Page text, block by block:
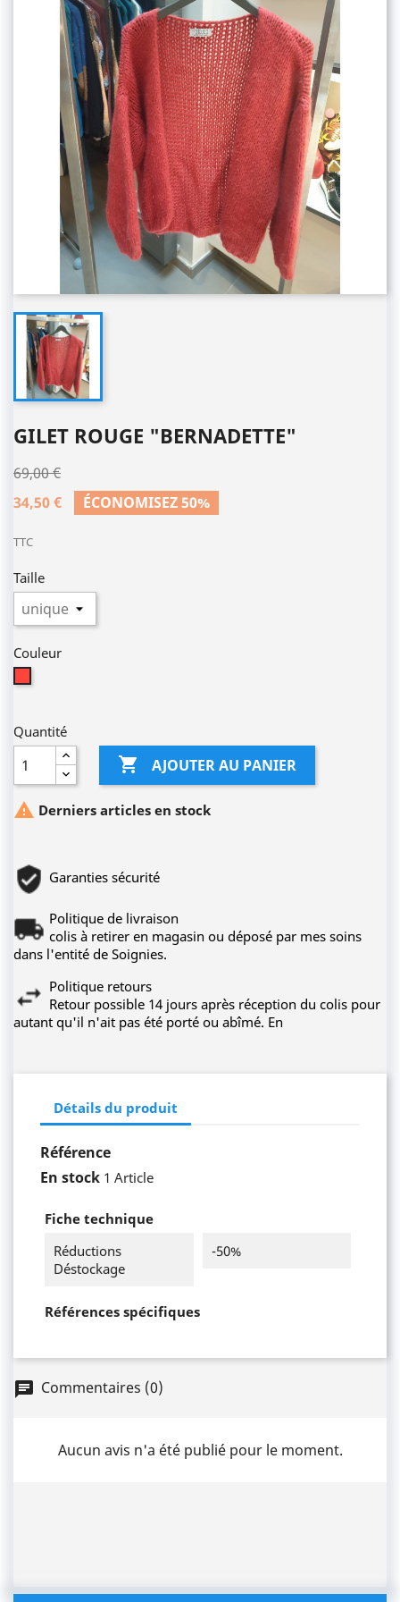
GILET ROUGE "BERNADETTE"
69,00 €
34,50 €
ÉCONOMISEZ 50%
TTC
Taille
Couleur
Quantité
 AJOUTER AU PANIER
 Derniers articles en stock
Garanties sécurité
Politique de livraison
colis à retirer en magasin ou déposé par mes soins
dans l'entité de Soignies.
Politique retours
Retour possible 14 jours après réception du colis pour
autant qu'il n'ait pas été porté ou abîmé. En
Détails du produit
Référence
En stock 1 Article
Fiche technique
Réductions
Déstockage
-50%
Références spécifiques
chat Commentaires (0)
Aucun avis n'a été publié pour le moment.